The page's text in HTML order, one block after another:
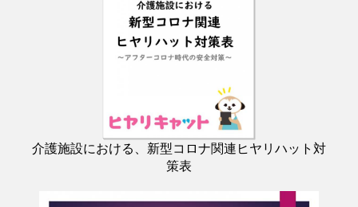
介護施設における、新型コロナ関連ヒヤリハット対
策表